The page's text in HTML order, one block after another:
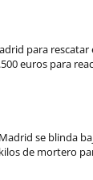
para
euros para
se blinda
de mortero